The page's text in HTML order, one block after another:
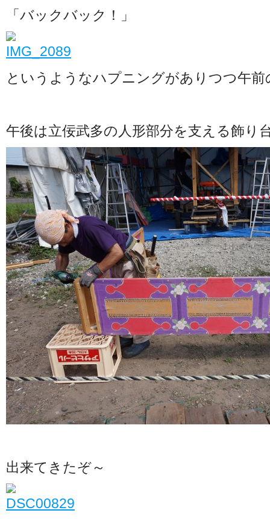
「バックバック！」
というようなハプニングがありつつ午前
午後は立佞武多の人形部分を支える飾り
出来てきたぞ～